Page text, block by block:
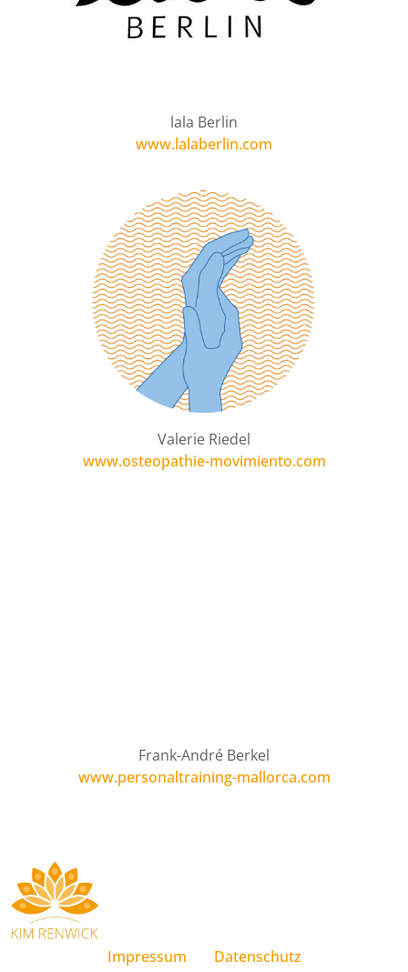
lala Berlin
www.lalaberlin.com
Valerie Riedel
www.osteopathie-movimiento.com
Frank-André Berkel
www.personaltraining-mallorca.com
Impressum Datenschutz